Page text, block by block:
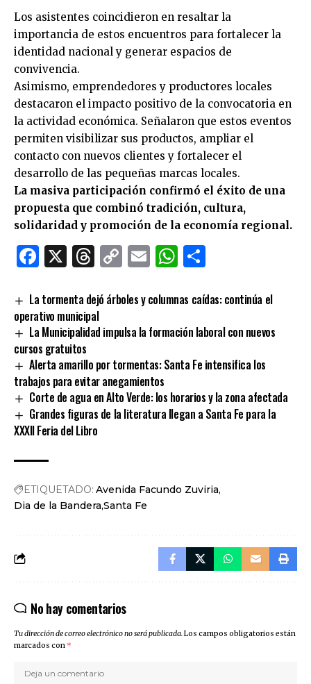
Los asistentes coincidieron en resaltar la
importancia de estos encuentros para fortalecer la
identidad nacional y generar espacios de
convivencia.
Asimismo, emprendedores y productores locales
destacaron el impacto positivo de la convocatoria en
la actividad económica. Señalaron que estos eventos
permiten visibilizar sus productos, ampliar el
contacto con nuevos clientes y fortalecer el
desarrollo de las pequeñas marcas locales.
La masiva participación confirmó el éxito de una
propuesta que combinó tradición, cultura,
solidaridad y promoción de la economía regional.
Facebook
X Threads
CopyEmailWhatsApp
La tormenta dejó árboles y columnas caídas: continúa el
operativo municipal
La Municipalidad impulsa la formación laboral con nuevos
cursos gratuitos
Alerta amarillo por tormentas: Santa Fe intensifica los
trabajos para evitar anegamientos
Corte de agua en Alto Verde: los horarios y la zona afectada
Grandes figuras de la literatura llegan a Santa Fe para la
XXXII Feria del Libro
ETIQUETADO: Avenida Facundo Zuviria
Dia de la Bandera Santa Fe
No hay comentarios
Tu dirección de correo electrónico no será publicada.Los campos obligatorios están
marcados con *